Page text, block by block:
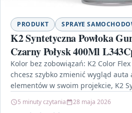
PRODUKT SPRAYE
K2 Syntetyczna Powłoka
Czarny Połysk 400Ml
Kolor bez zobowiązań: K2 Color
chcesz szybko zmienić wygląd auta
elementów w swoim projekcie, K2
5 minuty czytania 28 maja 2026